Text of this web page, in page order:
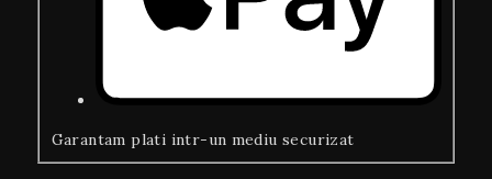
Garantam plati intr-un mediu securizat